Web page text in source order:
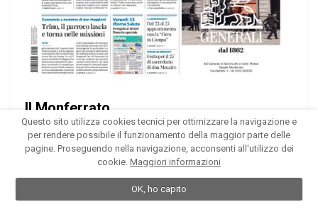
Il Monferrato
Edizione 14 del 20/02/2024
28 pagine
... 371
Questo sito utilizza cookies tecnici per ottimizzare la navigazione e
per rendere possibile il funzionamento della maggior parte delle
pagine. Proseguendo nella navigazione, acconsenti all'utilizzo dei
cookie. Maggiori informazioni
OK, ho capito